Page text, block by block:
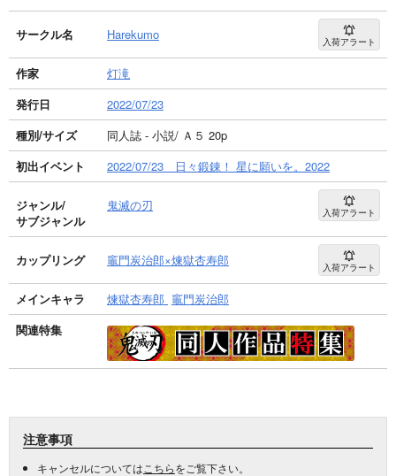
サークル名 Harekumo 入荷アラート
作家
灯滝
発行日
2022/07/23
種別/サイズ
同人誌 - 小説/ Ａ５ 20p
初出イベント
2022/07/23 日々鍛錬！ 星に願いを。2022
ジャンル/
サブジャンル
鬼滅の刃 入荷アラート
カップリング 竈門炭治郎×煉獄杏寿郎 入荷アラート
メインキャラ 煉獄杏寿郎 竈門炭治郎
関連特集
注意事項
キャンセルについては こちらをご覧下さい。